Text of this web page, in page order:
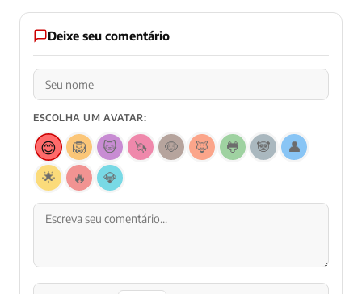
Deixe seu comentário
ESCOLHA UM AVATAR:
😊 🦁 🐱 🦄 🐶 🦊 🐸 🐼
👤
🌟
🔥 💎